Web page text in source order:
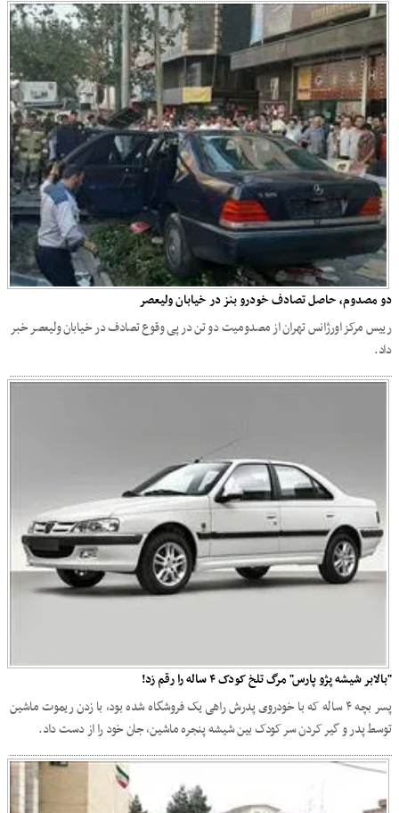
دو مصدوم، حاصل تصادف خودرو بنز در خیابان ولیعصر
رییس مرکز اورژانس تهران از مصدومیت دو تن در پی وقوع تصادف در خیابان ولیعصر خبر
داد.
"بالابر شیشه پژو پارس" مرگ تلخ کودک ۴ ساله را رقم زد!
پسر بچه ۴ ساله که با خودروی پدرش راهی یک فروشگاه شده بود، با زدن ریموت ماشین
توسط پدر و گیر کردن سر کودک بین شیشه پنجره ماشین، جان خود را از دست داد.